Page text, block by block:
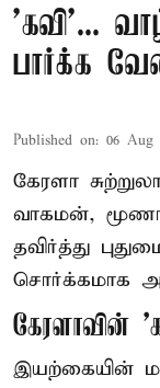
'கவி'...
பார்க்க
Published on: 06 Aug
கேரளா
வாகமன்,
தவிர்த்து
சொர்க்கமாக
கேரளாவின்
இயற்கையின்